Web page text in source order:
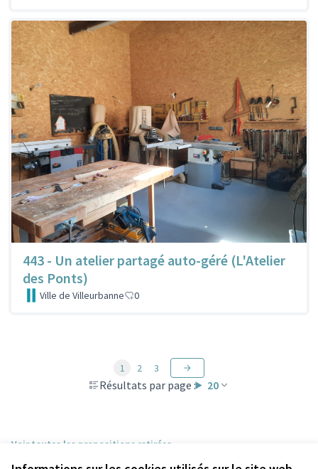
443 - Un atelier partagé auto-géré (L'Atelier
des Ponts)
Ville de Villeurbanne 0
Résultats par page : 20
1 2 3
Voir toutes les propositions retirées